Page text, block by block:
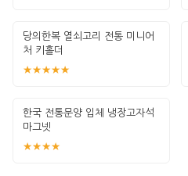
당의한복 열쇠고리 전통 미니어
처 키홀더
★★★★★
한국 전통문양 입체 냉장고자석
마그넷
★★★★